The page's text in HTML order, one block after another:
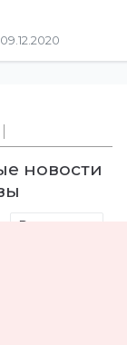
09.12.2020
новости
Рестораны